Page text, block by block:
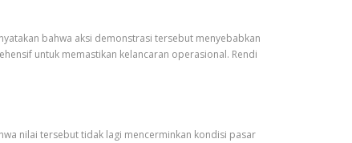
bahwa aksi demonstrasi tersebut menyebabkan
untuk memastikan kelancaran operasional. Rendi
nilai tersebut tidak lagi mencerminkan kondisi pasar